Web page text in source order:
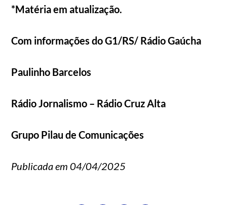
*Matéria em atualização.
Com informações do G1/RS/ Rádio Gaúcha
Paulinho Barcelos
Rádio Jornalismo – Rádio Cruz Alta
Grupo Pilau de Comunicações
Publicada em 04/04/2025